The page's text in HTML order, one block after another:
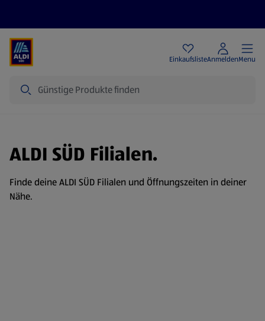
EinkaufslisteAnmeldenMenu
ALDI SÜD Filialen.
Finde deine ALDI SÜD Filialen und Öffnungszeiten in deiner
Nähe.